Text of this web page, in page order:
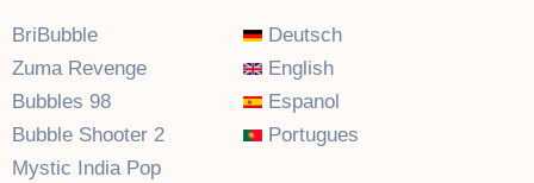
BriBubble
Zuma Revenge
Bubbles 98
Bubble Shooter 2
Mystic India Pop
Deutsch
English
Espanol
Portugues